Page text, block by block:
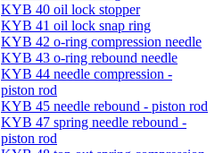
KYB 40 oil lock stopper
KYB 41 oil lock snap ring
KYB 42 o-ring compression needle
KYB 43 o-ring rebound needle
KYB 44 needle compression -
piston rod
KYB 45 needle rebound - piston rod
KYB 47 spring needle rebound -
piston rod